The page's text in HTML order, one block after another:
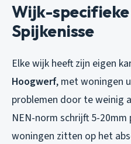
Wijk-
Spijkenisse
Elke wijk heeft zijn eigen
Hoogwerf, met woningen
problemen door te weinig
NEN-norm schrijft 5-
woningen zitten op het